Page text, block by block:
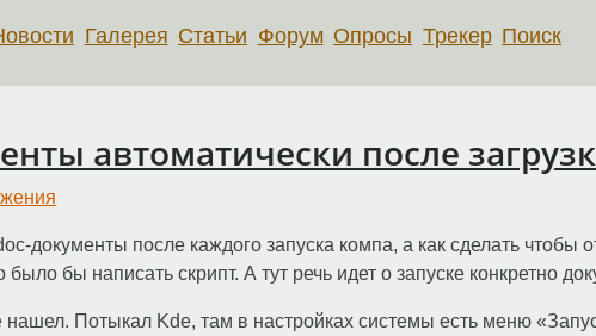
Галерея Статьи Форум Опросы Трекер Поиск
автоматически после
документы после каждого запуска компа, а как сделать
бы написать скрипт. А тут речь идет о запуске конкретно
нашел. Потыкал Kde, там в настройках системы есть меню